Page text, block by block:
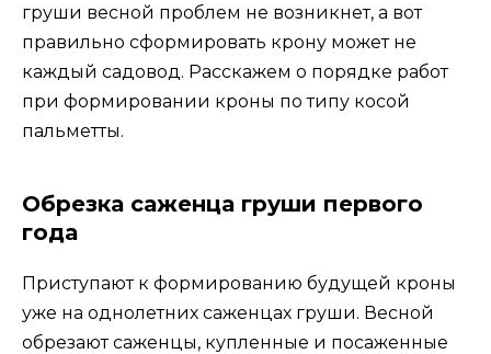
груши весной проблем не возникнет, а вот
правильно сформировать крону может не
каждый садовод. Расскажем о порядке работ
при формировании кроны по типу косой
пальметты.
Обрезка саженца груши первого
года
Приступают к формированию будущей кроны
уже на однолетних саженцах груши. Весной
обрезают саженцы, купленные и посаженные